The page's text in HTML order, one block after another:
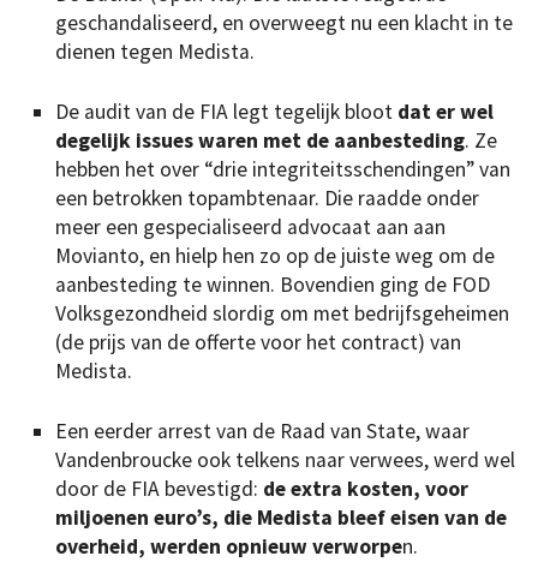
geschandaliseerd, en overweegt nu een klacht in te
dienen tegen Medista.
De audit van de FIA legt tegelijk bloot dat er wel
degelijk issues waren met de aanbesteding. Ze
hebben het over “drie integriteitsschendingen” van
een betrokken topambtenaar. Die raadde onder
meer een gespecialiseerd advocaat aan aan
Movianto, en hielp hen zo op de juiste weg om de
aanbesteding te winnen. Bovendien ging de FOD
Volksgezondheid slordig om met bedrijfsgeheimen
(de prijs van de offerte voor het contract) van
Medista.
Een eerder arrest van de Raad van State, waar
Vandenbroucke ook telkens naar verwees, werd wel
door de FIA bevestigd: de extra kosten, voor
miljoenen euro’s, die Medista bleef eisen van de
overheid, werden opnieuw verworpen.